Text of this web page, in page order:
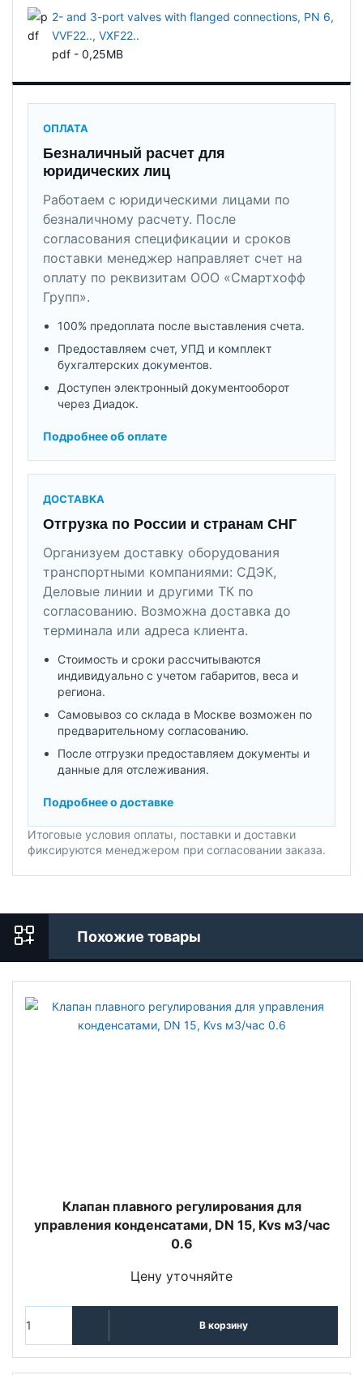
2- and 3-port valves with flanged connections, PN 6,
VVF22.., VXF22..
pdf - 0,25MB
ОПЛАТА
Безналичный расчет для
юридических лиц
Работаем с юридическими лицами по
безналичному расчету. После
согласования спецификации и сроков
поставки менеджер направляет счет на
оплату по реквизитам ООО «Смартхофф
Групп».
100% предоплата после выставления счета.
Предоставляем счет, УПД и комплект
бухгалтерских документов.
Доступен электронный документооборот
через Диадок.
Подробнее об оплате
ДОСТАВКА
Отгрузка по России и странам СНГ
Организуем доставку оборудования
транспортными компаниями: СДЭК,
Деловые линии и другими ТК по
согласованию. Возможна доставка до
терминала или адреса клиента.
Стоимость и сроки рассчитываются
индивидуально с учетом габаритов, веса и
региона.
Самовывоз со склада в Москве возможен по
предварительному согласованию.
После отгрузки предоставляем документы и
данные для отслеживания.
Подробнее о доставке
Итоговые условия оплаты, поставки и доставки
фиксируются менеджером при согласовании заказа.
Похожие товары
Клапан плавного регулирования для
управления конденсатами, DN 15, Kvs м3/час
0.6
Цену уточняйте
В корзину